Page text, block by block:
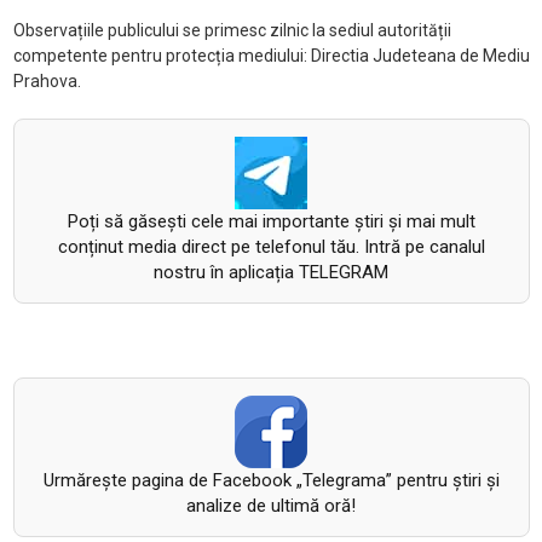
Observațiile publicului se primesc zilnic la sediul autorității
competente pentru protecția mediului: Directia Judeteana de Mediu
Prahova.
Poți să găsești cele mai importante știri și mai mult
conținut media direct pe telefonul tău. Intră pe canalul
nostru în aplicația TELEGRAM
Urmăreşte pagina de Facebook „Telegrama” pentru ştiri şi
analize de ultimă oră!